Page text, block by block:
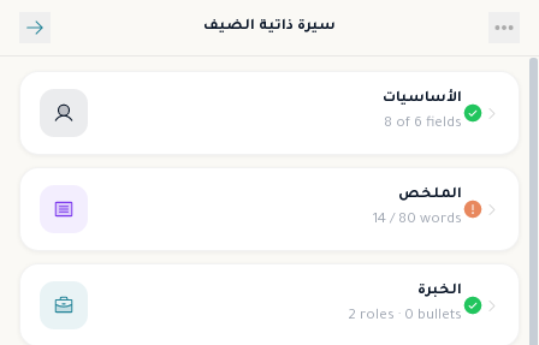
تخطي إلى المحتوى الرئيسيسيرة ذاتية الضيف
الأساسيات
8 of 6 fields
الملخص
14 / 80 words
الخبرة
2 roles · 0 bullets